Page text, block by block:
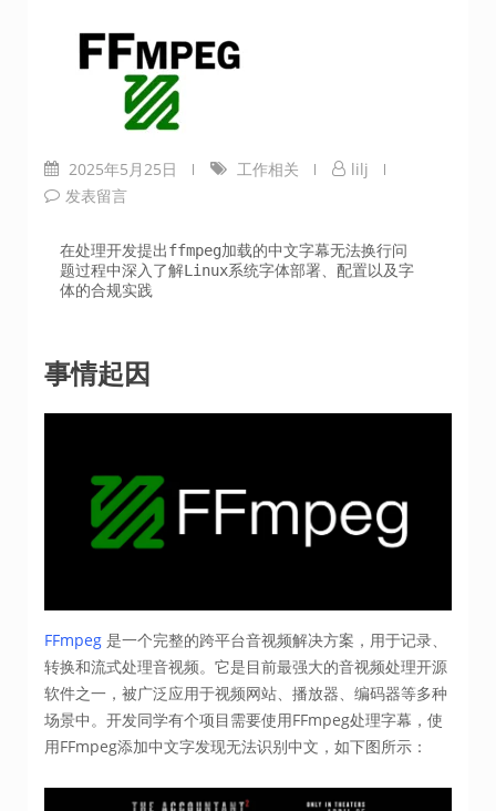
2025年5月25日 工作相关
lilj
发表留言
在处理开发提出ffmpeg加载的中文字幕无法换行问
题过程中深入了解Linux系统字体部署、配置以及字
事情起因
FFmpeg 是一个完整的跨平台音视频解决方案，用于记录、
转换和流式处理音视频。它是目前最强大的音视频处理开源
软件之一，被广泛应用于视频网站、播放器、编码器等多种
场景中。开发同学有个项目需要使用FFmpeg处理字幕，使
用FFmpeg添加中文字发现无法识别中文，如下图所示：